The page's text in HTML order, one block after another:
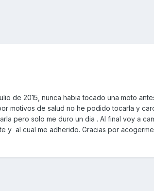
de 2015, nunca habia tocado una moto
motivos de salud no he podido tocarla y
pero solo me duro un dia . Al final voy a
y al cual me adherido. Gracias por